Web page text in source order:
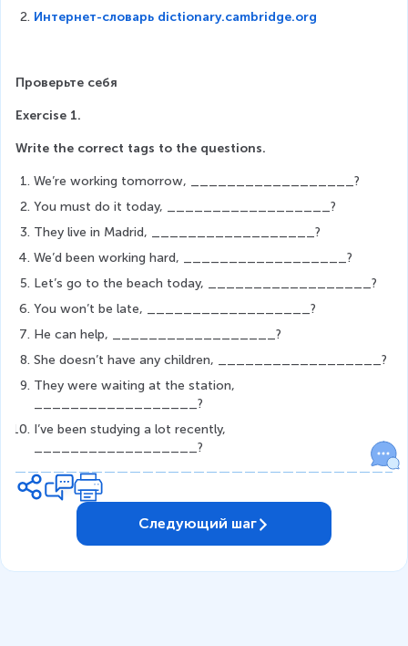
Интернет-словарь dictionary.cambridge.org
Проверьте себя
Exercise 1.
Write the correct tags to the questions.
We’re working tomorrow, __________________?
You must do it today, __________________?
They live in Madrid, __________________?
We’d been working hard, __________________?
Let’s go to the beach today, __________________?
You won’t be late, __________________?
He can help, __________________?
She doesn’t have any children, __________________?
They were waiting at the station,
__________________?
I’ve been studying a lot recently,
__________________?
Следующий шаг